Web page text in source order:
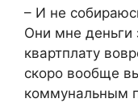
– И не
Они мне деньги
квартплату
скоро вообще
коммунальным